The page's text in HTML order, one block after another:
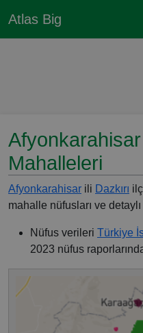
Atlas Big
Afyonkarahisar
Mahalleleri
Afyonkarahisar ili Dazkırı
mahalle nüfusları ve
Nüfus verileri Türkiye
2023 nüfus